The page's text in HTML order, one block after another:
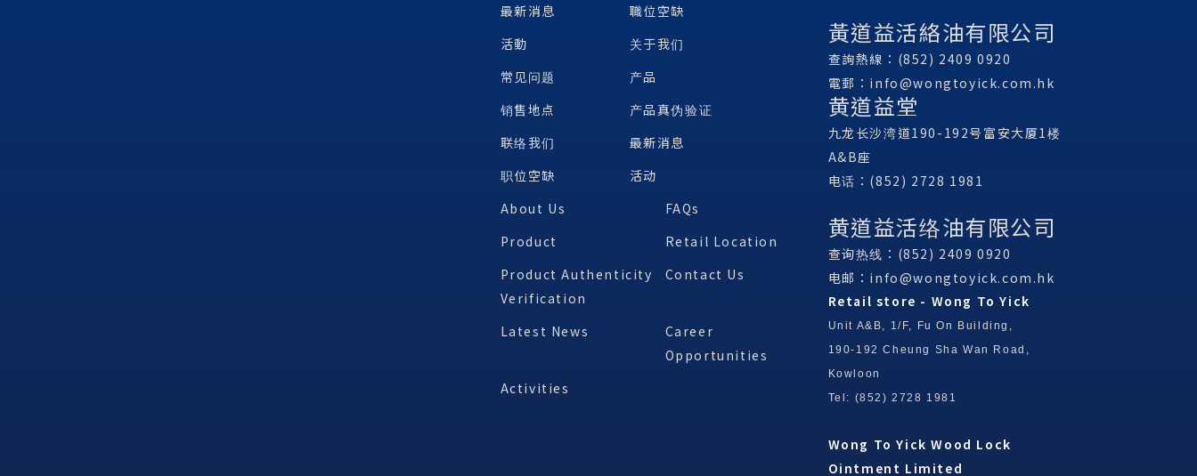
最新消息
職位空缺
活動
关于我们
常见问题
产品
销售地点
产品真伪验证
联络我们
最新消息
职位空缺
活动
About Us
FAQs
Product
Retail Location
Product Authenticity
Verification
Contact Us
Latest News
Career
Opportunities
Activities
黃道益活絡油有限公司
查詢熱線：(852) 2409 0920
電郵： info@wongtoyick.com.hk
黄道益堂
九龙长沙湾道190-192号富安大厦1楼
A&B座
电话：(852) 2728 1981
黄道益活络油有限公司
查询热线：(852) 2409 0920
电邮： info@wongtoyick.com.hk
Retail store - Wong To Yick
Unit A&B, 1/F, Fu On Building,
190-192 Cheung Sha Wan Road,
Kowloon
Tel: (852) 2728 1981
Wong To Yick Wood Lock
Ointment Limited